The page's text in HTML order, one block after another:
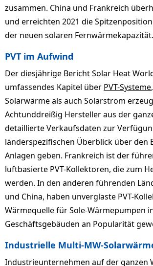
zusammen. China und Frankreich
und erreichten 2021 die
der neuen solaren Fernwärmekapazität.
PVT im Aufwind
Der diesjährige Bericht Solar Heat
umfassendes Kapitel über PVT-Systeme
Solarwärme als auch Solarstrom
Achtunddreißig Hersteller aus der
detaillierte Verkaufsdaten zur
länderspezifischen Überblick über den
Anlagen geben. Frankreich ist der
luftbasierte PVT-Kollektoren, die zum
werden. In den anderen führenden
und China, haben unverglaste PVT-
Wärmequelle für Sole-Wärmepumpen
Geschäftsgebäuden an Popularität
Industrielle Multi-MW-
Industrieunternehmen auf der ganzen